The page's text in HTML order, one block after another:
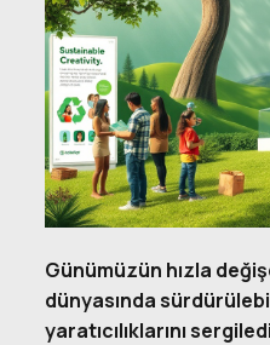
Günümüzün hızla
dünyasında
yaratıcılıklarını